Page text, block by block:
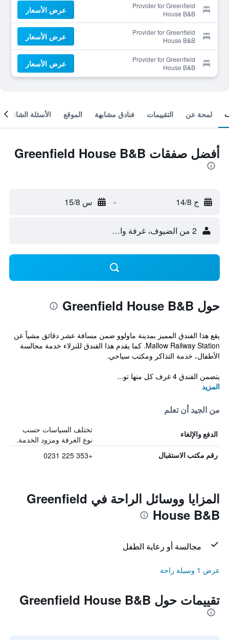
Provider for Greenfield
House B&B
عرض الأسعار
Provider for Greenfield
House B&B
عرض الأسعار
Provider for Greenfield
House B&B
عرض الأسعار
لمحة عن التقييمات فنادق مشابهة الموقع الأسئلة الشائعة
أفضل صفقات Greenfield House B&B
ج 14/8 - س 15/8
2 من الضيوف، غرفة واحدة
حول Greenfield House B&B
يقع هذا الفندق المميز بمدينة ماولوو ضمن مسافة عشر دقائق مشياً عن
Mallow Railway Station. كما يقدم هذا الفندق للنزلاء خدمة مجالسة
الأطفال، خدمة التذاكر ومكتب سياحي.
يتضمن الفندق 4 غرف كل منها تو...
المزيد
من الجيد أن تعلم
الدفع والإلغاء
تختلف السياسات حسب
نوع الغرفة ومزود الخدمة.
رقم مكتب الاستقبال +353 225 0231
المزايا ووسائل الراحة في Greenfield
House B&B
مجالسة أو رعاية الطفل
عرض 1 وسيلة راحة
تقييمات حول Greenfield House B&B